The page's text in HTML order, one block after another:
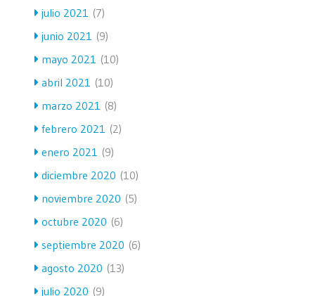
julio 2021 (7)
junio 2021 (9)
mayo 2021 (10)
abril 2021 (10)
marzo 2021 (8)
febrero 2021 (2)
enero 2021 (9)
diciembre 2020 (10)
noviembre 2020 (5)
octubre 2020 (6)
septiembre 2020 (6)
agosto 2020 (13)
julio 2020 (9)